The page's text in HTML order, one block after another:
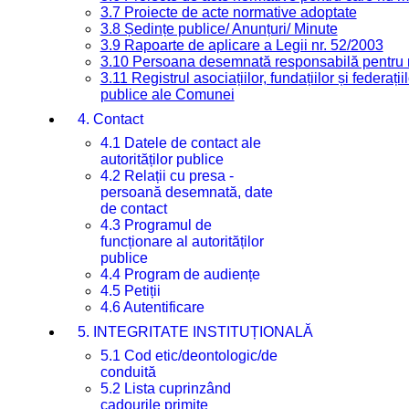
3.7 Proiecte de acte normative adoptate
3.8 Ședințe publice/ Anunțuri/ Minute
3.9 Rapoarte de aplicare a Legii nr. 52/2003
3.10 Persoana desemnată responsabilă
3.11 Registrul asociațiilor, fundațiilor și
publice ale Comunei
4. Contact
4.1 Datele de contact ale
autorităților publice
4.2 Relații cu presa -
persoană desemnată, date
de contact
4.3 Programul de
funcționare al autorităților
publice
4.4 Program de audiențe
4.5 Petiții
4.6 Autentificare
5. INTEGRITATE INSTITUȚIONALĂ
5.1 Cod etic/deontologic/de
conduită
5.2 Lista cuprinzând
cadourile primite